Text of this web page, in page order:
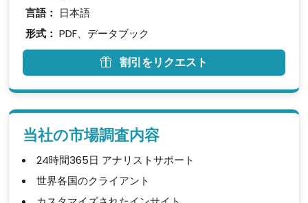
言語： 日本語
形式： PDF、データブック
割引をリクエスト
当社の市場調査内容
24時間365日 アナリストサポート
世界各国のクライアント